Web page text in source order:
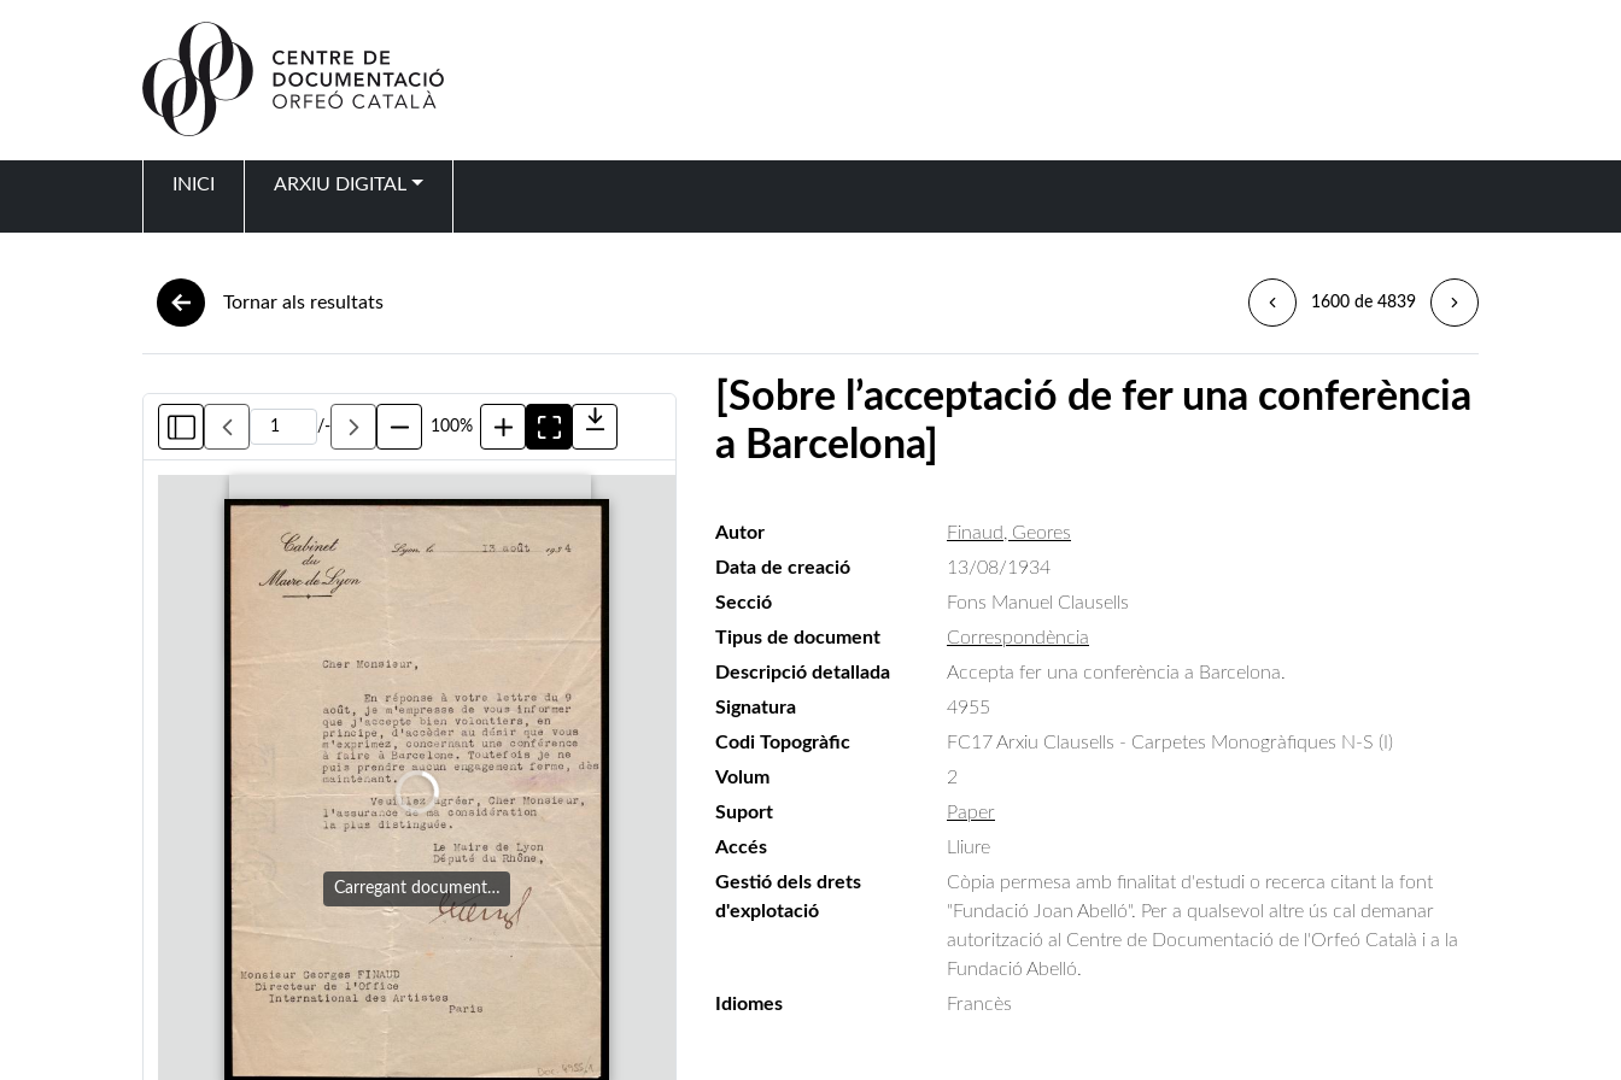
INICI ARXIU DIGITAL
Tornar als resultats 1600 de 4839
/- 100%
Carregant document…
[Sobre l’acceptació de fer una conferència
a Barcelona]
Autor
Finaud, Geores
Data de creació
13/08/1934
Secció
Fons Manuel Clausells
Tipus de document
Correspondència
Descripció detallada
Accepta fer una conferència a Barcelona.
Signatura
4955
Codi Topogràfic
FC17 Arxiu Clausells - Carpetes Monogràfiques N-S (I)
Volum
2
Suport
Paper
Accés
Lliure
Gestió dels drets
d'explotació
Còpia permesa amb finalitat d'estudi o recerca citant la font
"Fundació Joan Abelló". Per a qualsevol altre ús cal demanar
autorització al Centre de Documentació de l'Orfeó Català i a la
Fundació Abelló.
Idiomes
Francès